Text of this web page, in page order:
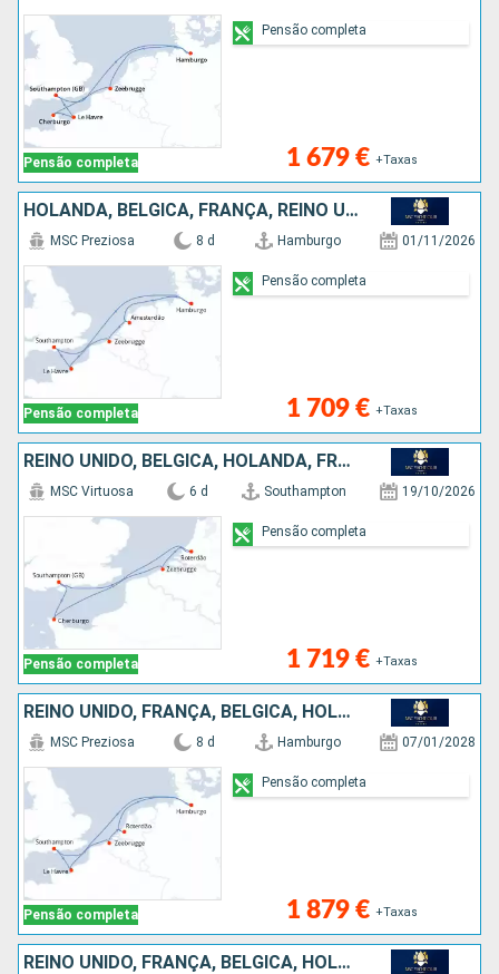
Pensão completa 1 679 € +Taxas
Pensão completa
HOLANDA, BÉLGICA, FRANÇA, REINO UNIDO, ALEMANHA
Pensão completa
MSC Preziosa 8 d Hamburgo 01/11/2026
1 709 € +Taxas
Pensão completa
REINO UNIDO, BÉLGICA, HOLANDA, FRANÇA
Pensão completa
MSC Virtuosa 6 d Southampton 19/10/2026
1 719 € +Taxas
Pensão completa
REINO UNIDO, FRANÇA, BÉLGICA, HOLANDA, ALEMANHA
Pensão completa
MSC Preziosa 8 d Hamburgo 07/01/2028
1 879 € +Taxas
Pensão completa
REINO UNIDO, FRANÇA, BÉLGICA, HOLANDA, ALEMANHA